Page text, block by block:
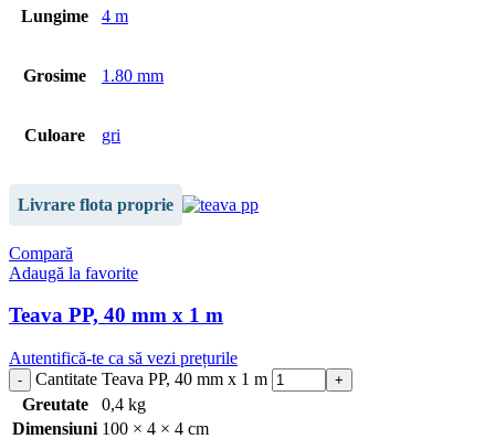
Lungime 4 m
Grosime 1.80 mm
Culoare gri
Livrare flota proprie
Compară
Adaugă la favorite
Teava PP, 40 mm x 1 m
Autentifică-te ca să vezi prețurile
Cantitate Teava PP, 40 mm x 1 m
Greutate
0,4 kg
Dimensiuni 100 × 4 × 4 cm